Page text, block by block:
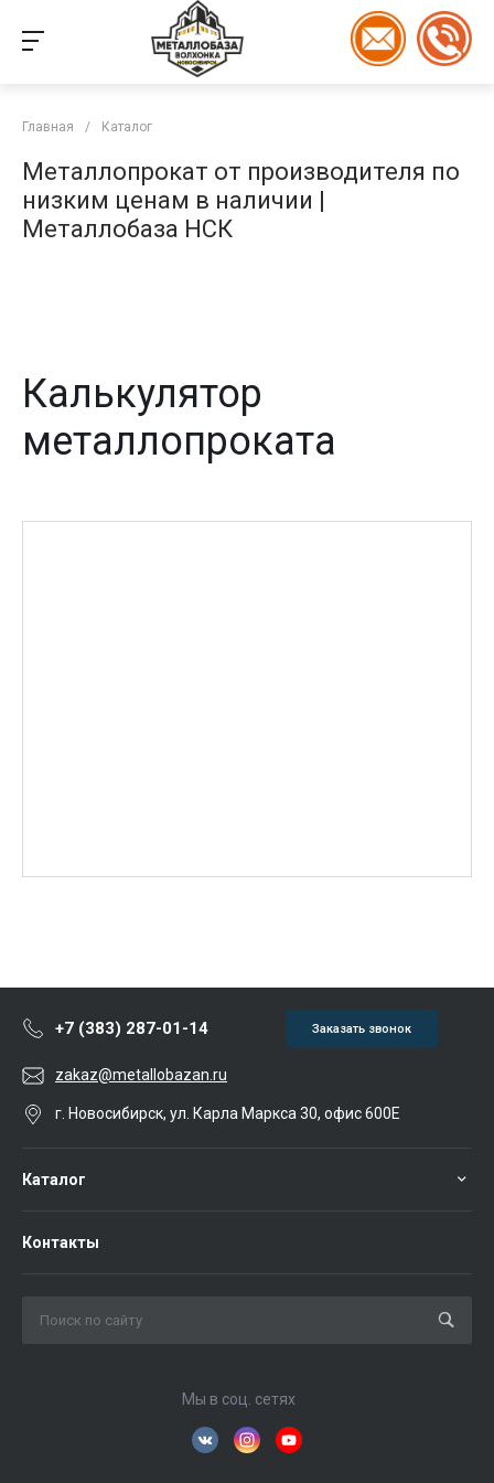
Главная / Каталог
Металлопрокат от производителя по
низким ценам в наличии |
Металлобаза НСК
Калькулятор
металлопроката
+7 (383) 287-01-14 Заказать звонок
zakaz@metallobazan.ru
г. Новосибирск, ул. Карла Маркса 30, офис 600Е
Каталог
Контакты
Мы в соц. сетях